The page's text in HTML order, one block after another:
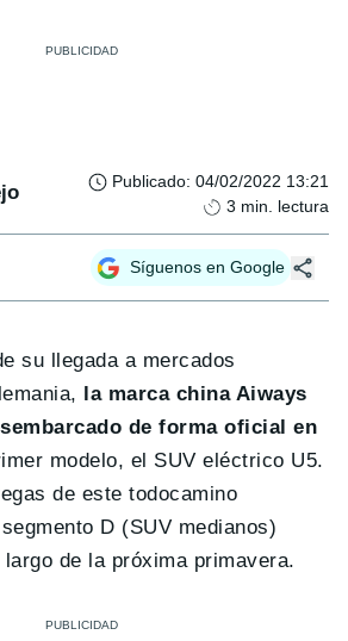
Publicado: 04/02/2022 13:21
3 min. lectura
Síguenos en Google
su llegada a mercados
la marca china Aiways
de forma oficial en
modelo, el SUV eléctrico U5.
de este todocamino
D (SUV medianos)
de la próxima primavera.